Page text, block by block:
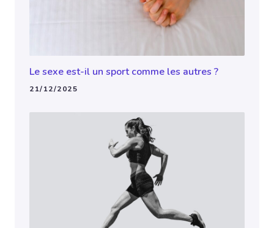
Le sexe est-il un sport comme les autres ?
21/12/2025